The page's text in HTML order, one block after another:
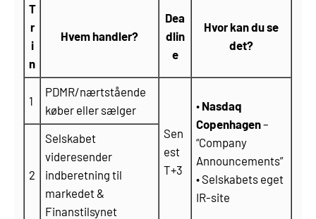
T
r
i
n
Hvem handler?
Dea
dlin
e
Hvor kan du se
det?
1
PDMR/nærtstående
køber eller sælger
Sen
est
T+3
• Nasdaq
Copenhagen–
“Company
Announcements”
• Selskabets eget
IR-site
2
Selskabet
videresender
indberetning til
markedet &
Finanstilsynet